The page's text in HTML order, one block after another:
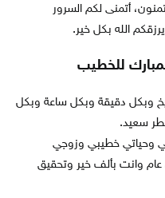
أتمنى لكم السرور
الله بكل خير.
للخطيب
وبكل دقيقة وبكل ساعة وبكل
سعيد.
وحياتي خطيبي وزوجي
عام وانت بألف خير وتحقيق